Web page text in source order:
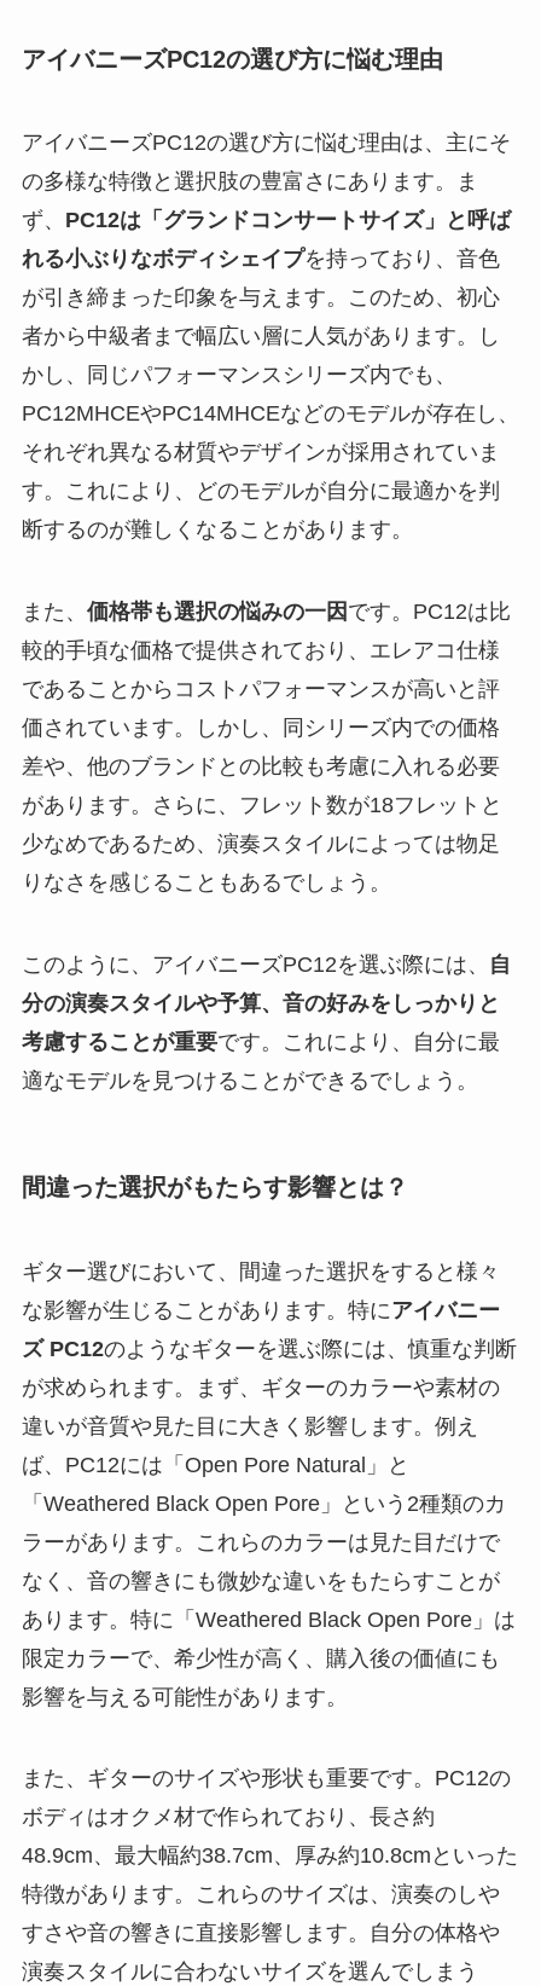
アイバニーズPC12の選び方に悩む理由
アイバニーズPC12の選び方に悩む理由は、主にそ
の多様な特徴と選択肢の豊富さにあります。ま
ず、 PC12は「グランドコンサートサイズ」と呼ば
れる小ぶりなボディシェイプを持っており、音色
が引き締まった印象を与えます。このため、初心
者から中級者まで幅広い層に人気があります。し
かし、同じパフォーマンスシリーズ内でも、
PC12MHCEやPC14MHCEなどのモデルが存在し、
それぞれ異なる材質やデザインが採用されていま
す。これにより、どのモデルが自分に最適かを判
断するのが難しくなることがあります。
また、 価格帯も選択の悩みの一因 です。PC12は比
較的手頃な価格で提供されており、エレアコ仕様
であることからコストパフォーマンスが高いと評
価されています。しかし、同シリーズ内での価格
差や、他のブランドとの比較も考慮に入れる必要
があります。さらに、フレット数が18フレットと
少なめであるため、演奏スタイルによっては物足
りなさを感じることもあるでしょう。
このように、アイバニーズPC12を選ぶ際には、
自
分の演奏スタイルや予算、音の好みをしっかりと
考慮することが重要です。これにより、自分に最
適なモデルを見つけることができるでしょう。
間違った選択がもたらす影響とは？
ギター選びにおいて、間違った選択をすると様々
な影響が生じることがあります。特にアイバニー
ズ PC12のようなギターを選ぶ際には、慎重な判断
が求められます。まず、ギターのカラーや素材の
違いが音質や見た目に大きく影響します。例え
ば、PC12には「Open Pore Natural」と
「Weathered Black Open Pore」という2種類のカ
ラーがあります。これらのカラーは見た目だけで
なく、音の響きにも微妙な違いをもたらすことが
あります。特に「Weathered Black Open Pore」は
限定カラーで、希少性が高く、購入後の価値にも
影響を与える可能性があります。
また、ギターのサイズや形状も重要です。PC12の
ボディはオクメ材で作られており、長さ約
48.9cm、最大幅約38.7cm、厚み約10.8cmといった
特徴があります。これらのサイズは、演奏のしや
すさや音の響きに直接影響します。自分の体格や
演奏スタイルに合わないサイズを選んでしまう